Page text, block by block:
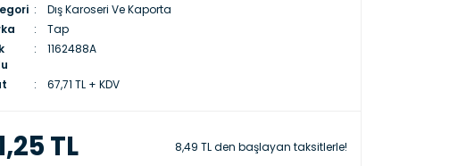
Dış Karoseri Ve Kaporta
Tap
1162488A
67,71 TL + KDV
TL 8,49 TL den başlayan taksitlerle!